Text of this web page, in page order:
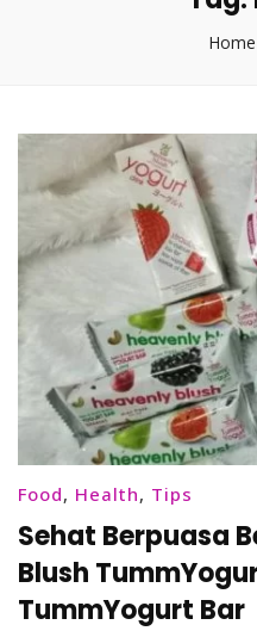
Home
Food, Health, Tips
Sehat Berpuasa
Blush
TummYogurt Bar